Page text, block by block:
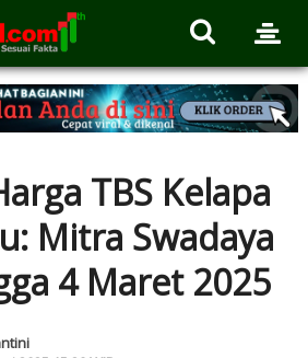
TBS Kelapa
Mitra Swadaya
4 Maret 2025